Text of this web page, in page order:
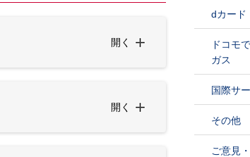
開く
開く
dカード
ドコモ
ガス
国際サ
その他
ご意見